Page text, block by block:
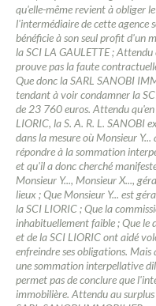
qu'elle-même revient à obliger
l'intermédiaire de cette agence
bénéficie à son seul profit d'un
la SCI LA GAULETTE ; Attendu
prouve pas la faute
Que donc la SARL SANOBI
tendant à voir condamner la
de 23 760 euros. Attendu qu'en
LIORIC, la S. A. R. L. SANOBI
dans la mesure où Monsieur
répondre à la sommation
et qu'il a donc cherché
Monsieur Y..., Monsieur X...,
lieux ; Que Monsieur Y... est
la SCI LIORIC ; Que la
inhabituellement faible ; Que le
et de la SCI LIORIC ont aidé
enfreindre ses obligations.
une sommation interpellative
permet pas de conclure que
immobilière. Attendu au